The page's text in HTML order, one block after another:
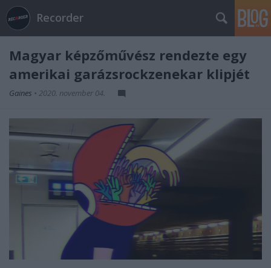
Recorder
Magyar képzőművész rendezte egy
amerikai garázsrockzenekar klipjét
Gaines • 2020. november 04.